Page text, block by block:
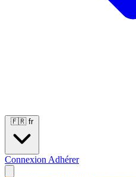
🇫🇷 fr
Connexion Adhérer